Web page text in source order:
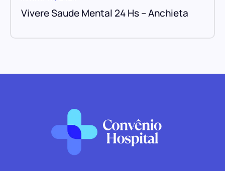
Vivere Saude Mental 24 Hs – Anchieta